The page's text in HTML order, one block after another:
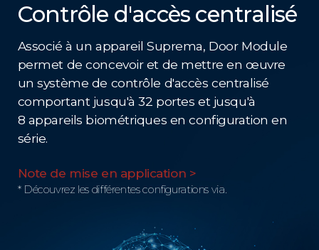
Contrôle d'accès centralisé
Associé à un appareil Suprema, Door Module
permet de concevoir et de mettre en œuvre
un système de contrôle d'accès centralisé
comportant jusqu'à 32 portes et jusqu'à
8 appareils biométriques en configuration en
série.
Note de mise en application >
* Découvrez les différentes configurations via.